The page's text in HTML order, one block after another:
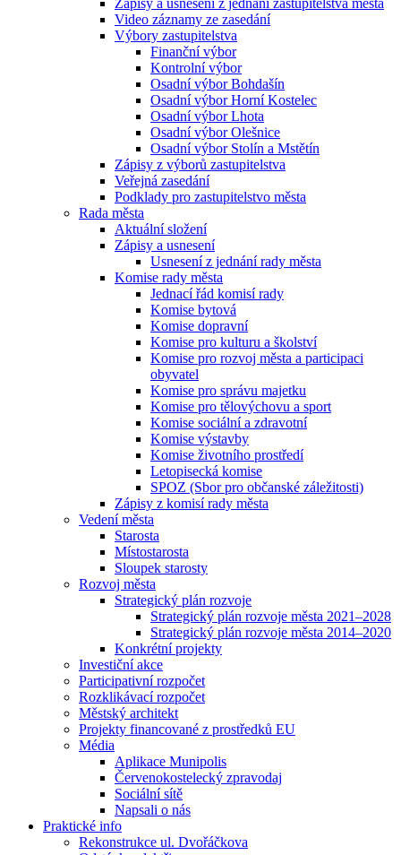
Zápisy a usnesení z jednání zastupitelstva města
Video záznamy ze zasedání
Výbory zastupitelstva
Finanční výbor
Kontrolní výbor
Osadní výbor Bohdašín
Osadní výbor Horní Kostelec
Osadní výbor Lhota
Osadní výbor Olešnice
Osadní výbor Stolín a Mstětín
Zápisy z výborů zastupitelstva
Veřejná zasedání
Podklady pro zastupitelstvo města
Rada města
Aktuální složení
Zápisy a usnesení
Usnesení z jednání rady města
Komise rady města
Jednací řád komisí rady
Komise bytová
Komise dopravní
Komise pro kulturu a školství
Komise pro rozvoj města a participaci
obyvatel
Komise pro správu majetku
Komise pro tělovýchovu a sport
Komise sociální a zdravotní
Komise výstavby
Komise životního prostředí
Letopisecká komise
SPOZ (Sbor pro občanské záležitosti)
Zápisy z komisí rady města
Vedení města
Starosta
Místostarosta
Sloupek starosty
Rozvoj města
Strategický plán rozvoje
Strategický plán rozvoje města 2021–2028
Strategický plán rozvoje města 2014–2020
Konkrétní projekty
Investiční akce
Participativní rozpočet
Rozklikávací rozpočet
Městský architekt
Projekty financované z prostředků EU
Média
Aplikace Munipolis
Červenokostelecký zpravodaj
Sociální sítě
Napsali o nás
Praktické info
Rekonstrukce ul. Dvořáčkova